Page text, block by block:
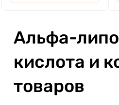
Альфа-
кислота и
товаров